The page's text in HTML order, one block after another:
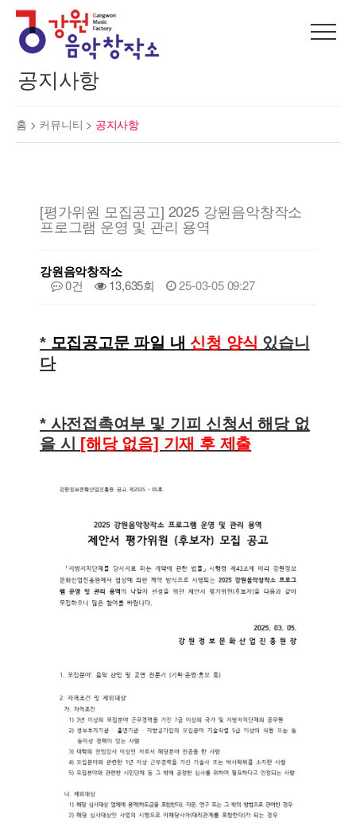
공지사항
홈 > 커뮤니티 > 공지사항
[평가위원 모집공고] 2025 강원음악창작소
프로그램 운영 및 관리 용역
강원음악창작소
0건 13,635회 25-03-05 09:27
* 모집공고문 파일 내 신청 양식 있습니
다
* 사전접촉여부 및 기피 신청서 해당 없
을 시
[해당 없음] 기재 후 제출